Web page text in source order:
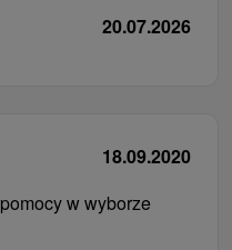
20.07.2026
18.09.2020
w wyborze